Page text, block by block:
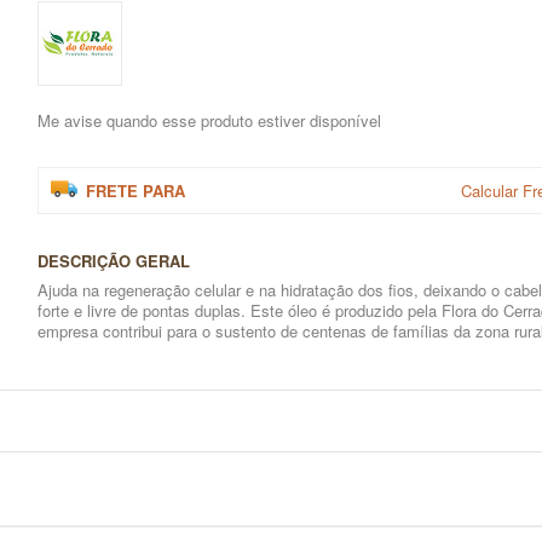
Me avise quando esse produto estiver disponível
FRETE PARA Calcular
DESCRIÇÃO GERAL
Ajuda na regeneração celular e na hidratação dos fios, deixando o
forte e livre de pontas duplas. Este óleo é produzido pela Flora do
empresa contribui para o sustento de centenas de famílias da zona